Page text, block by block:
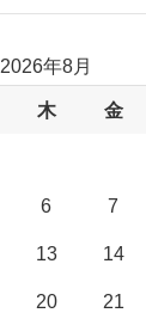
2026年8月
木 金
6 7
13 14
20 21